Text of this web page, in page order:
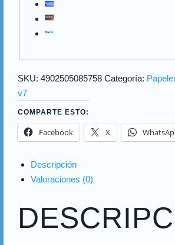
SKU: 4902505085758 Categoría:
v7
COMPARTE ESTO:
Facebook X
Descripción
Valoraciones (0)